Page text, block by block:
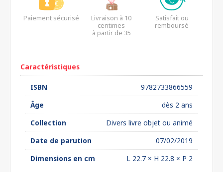
Paiement sécurisé
Livraison à 10
centimes
à partir de 35
Satisfait ou
remboursé
Caractéristiques
ISBN
9782733866559
Âge
dès 2 ans
Collection
Divers livre objet ou animé
Date de parution
07/02/2019
Dimensions en cm
L 22.7 × H 22.8 × P 2